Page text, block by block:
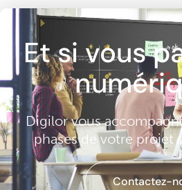
Et si vous
Digilor vous
phases de votre projet
Contactez-